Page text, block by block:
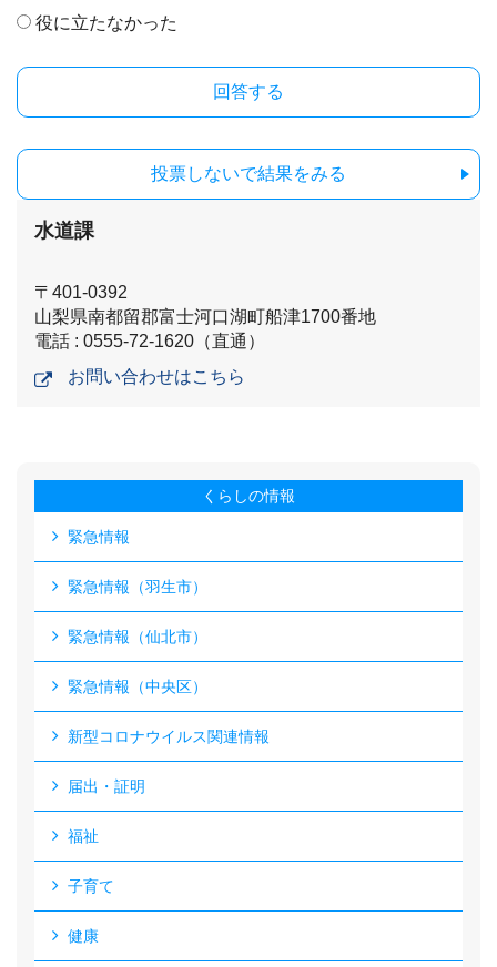
役に立たなかった
投票しないで結果をみる
水道課
〒401-0392
山梨県南都留郡富士河口湖町船津1700番地
電話 : 0555-72-1620（直通）
お問い合わせはこちら
くらしの情報
緊急情報
緊急情報（羽生市）
緊急情報（仙北市）
緊急情報（中央区）
新型コロナウイルス関連情報
届出・証明
福祉
子育て
健康